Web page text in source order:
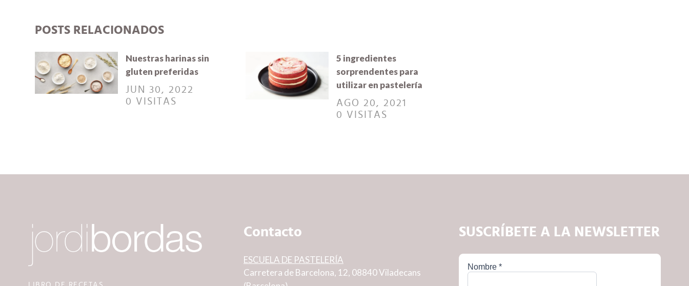
POSTS RELACIONADOS
Nuestras harinas sin
gluten preferidas
JUN 30, 2022
0 VISITAS
5 ingredientes
sorprendentes para
utilizar en pastelería
AGO 20, 2021
0 VISITAS
Contacto
ESCUELA DE PASTELERÍA
Carretera de Barcelona, 12, 08840 Viladecans
SUSCRÍBETE A LA NEWSLETTER